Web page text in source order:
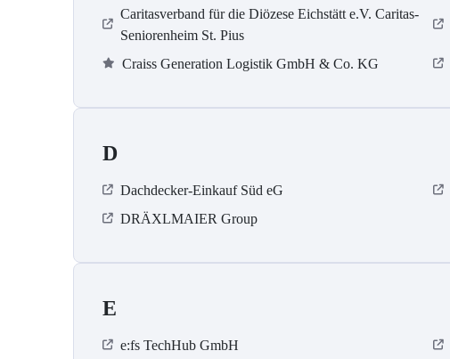
Caritasverband für die Diözese Eichstätt e.V. Caritas-
Seniorenheim St. Pius
Craiss Generation Logistik GmbH & Co. KG
D
Dachdecker-Einkauf Süd eG
DRÄXLMAIER Group
E
e:fs TechHub GmbH